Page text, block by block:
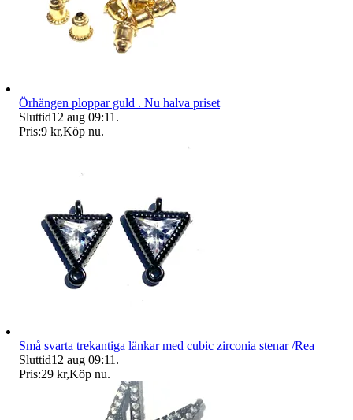
Örhängen ploppar guld . Nu halva priset
Sluttid12 aug 09:11 .
Pris:9 kr,Köp nu.
Små svarta trekantiga länkar med cubic zirconia stenar /Rea
Sluttid12 aug 09:11 .
Pris:29 kr,Köp nu.